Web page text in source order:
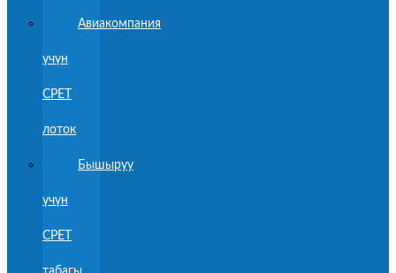
Авиакомпания
үчүн
CPET
лоток
Бышыруу
үчүн
CPET